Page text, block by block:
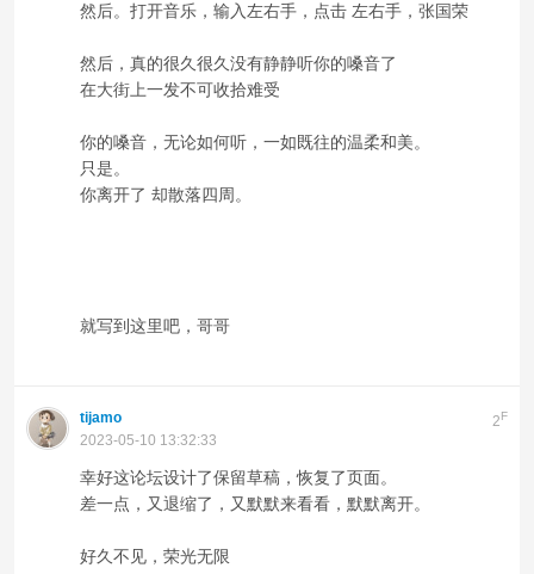
然后。打开音乐，输入左右手，点击 左右手，张国荣
然后，真的很久很久没有静静听你的嗓音了
在大街上一发不可收拾难受
你的嗓音，无论如何听，一如既往的温柔和美。
只是。
你离开了 却散落四周。
就写到这里吧，哥哥
2F
tijamo
2023-05-10 13:32:33
幸好这论坛设计了保留草稿，恢复了页面。
差一点，又退缩了，又默默来看看，默默离开。
好久不见，荣光无限